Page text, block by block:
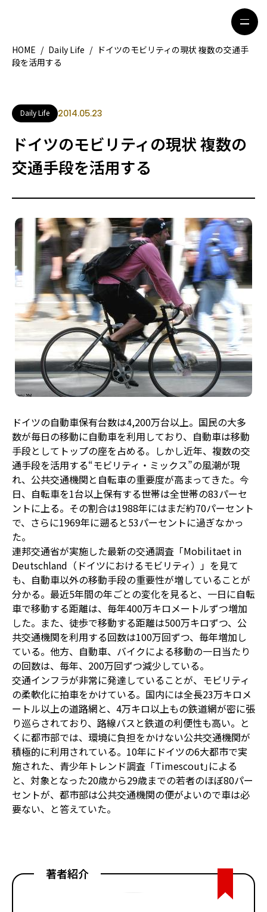
地域別ガイド
観光ガイド
留学＆キャリア
ライフスタイル
ライター募集
HOME / Daily Life / ドイツのモビリティの現状 複数の交通手
段を活用する
Daily Life 2014.05.23
ドイツのモビリティの現状 複数の
交通手段を活用する
ドイツの自動車保有台数は4,200万台以上。国民の大多
数が毎日の移動に自動車を利用しており、自動車は移動
手段としてトップの座を占める。しかし近年、複数の交
通手段を活用する“モビリティ・ミックス”の風潮が現
れ、公共交通機関と自転車の重要度が高まってきた。今
日、自転車を1台以上保有する世帯は全世帯の83パーセ
ントに上る。その割合は1988年にはまだ約70パーセント
で、さらに1969年に遡ると53パーセントに過ぎなかっ
た。
連邦交通省が実施した最新の交通調査「Mobilitaet in
Deutschland（ドイツにおけるモビリティ）」を見て
も、自動車以外の移動手段の重要性が増していることが
分かる。最近5年間の年ごとの変化を見ると、一日に自転
車で移動する距離は、毎年400万キロメートルずつ増加
した。また、徒歩で移動する距離は500万キロずつ、公
共交通機関を利用する回数は100万回ずつ、毎年増加し
ている。他方、自動車、バイクによる移動の一日当たり
の回数は、毎年、200万回ずつ減少している。
交通インフラが非常に発達していることが、モビリティ
の柔軟化に拍車をかけている。国内には全長23万キロメ
ートル以上の道路網と、4万キロ以上もの鉄道網が密に張
り巡らされており、路線バスと鉄道の利便性も高い。と
くに都市部では、環境に負担をかけない公共交通機関が
積極的に利用されている。10年にドイツの6大都市で実
施された、青少年トレンド調査「Timescout｣による
と、対象となった20歳から29歳までの若者のほぼ80パー
セントが、都市部は公共交通機関の便がよいので車は必
要ない、と答えていた。
著者紹介